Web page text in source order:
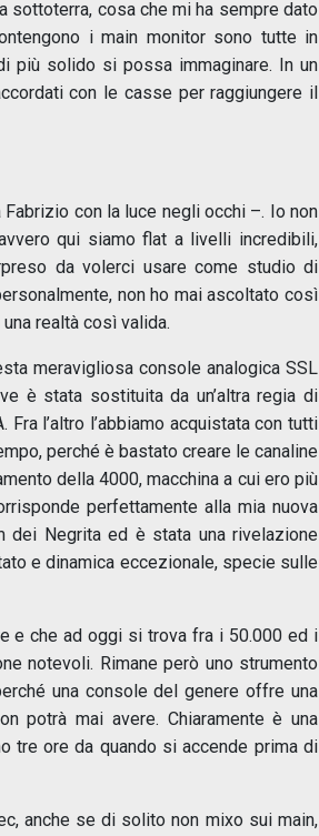
cosa che mi ha sempre dato
i main monitor sono tutte in
più solido si possa immaginare. In un
con le casse per raggiungere il
con la luce negli occhi –. Io non
qui siamo flat a livelli incredibili,
da volerci usare come studio di
non ho mai ascoltato così
realtà così valida.
meravigliosa console analogica SSL
è stata sostituita da un’altra regia di
l’altro l’abbiamo acquistata con tutti
perché è bastato creare le canaline
della 4000, macchina a cui ero più
perfettamente alla mia nuova
Negrita ed è stata una rivelazione
e dinamica eccezionale, specie sulle
e che ad oggi si trova fra i 50.000 ed i
notevoli. Rimane però uno strumento
una console del genere offre una
potrà mai avere. Chiaramente è una
tre ore da quando si accende prima di
anche se di solito non mixo sui main,